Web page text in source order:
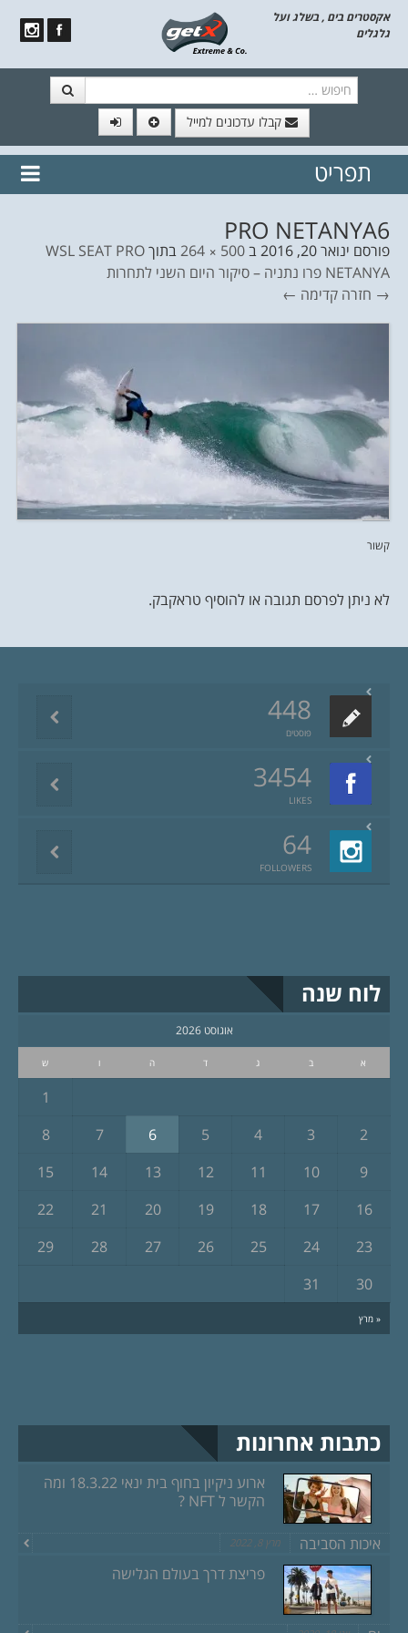
אקסטרים בים , בשלג ועל
גלגלים
קבלו עדכונים למייל
// הצטרף לרשימת תפוצה!
נשמח
תפריט
PRO NETANYA6
פורסם ינואר 20, 2016 ב500 × 264 בתוךWSL SEAT PRO
NETANYA פרו נתניה – סיקור היום השני לתחרות
→ חזרה קדימה ←
קשור
לא ניתן לפרסם תגובה או להוסיף טראקבק.
448
פוסטים
3454
LIKES
64
FOLLOWERS
לוח שנה
אוגוסט 2026
א ב ג ד ה ו ש
« מרץ
1
2
3
4
5
6
7
8
9
10
11
12
13
14
15
16
17
18
19
20
21
22
23
24
25
26
27
28
29
30
31
כתבות אחרונות
ארוע ניקיון בחוף בית ינאי 18.3.22 ומה
הקשר ל NFT ?
איכות הסביבה מרץ 8, 2022
פריצת דרך בעולם הגלישה